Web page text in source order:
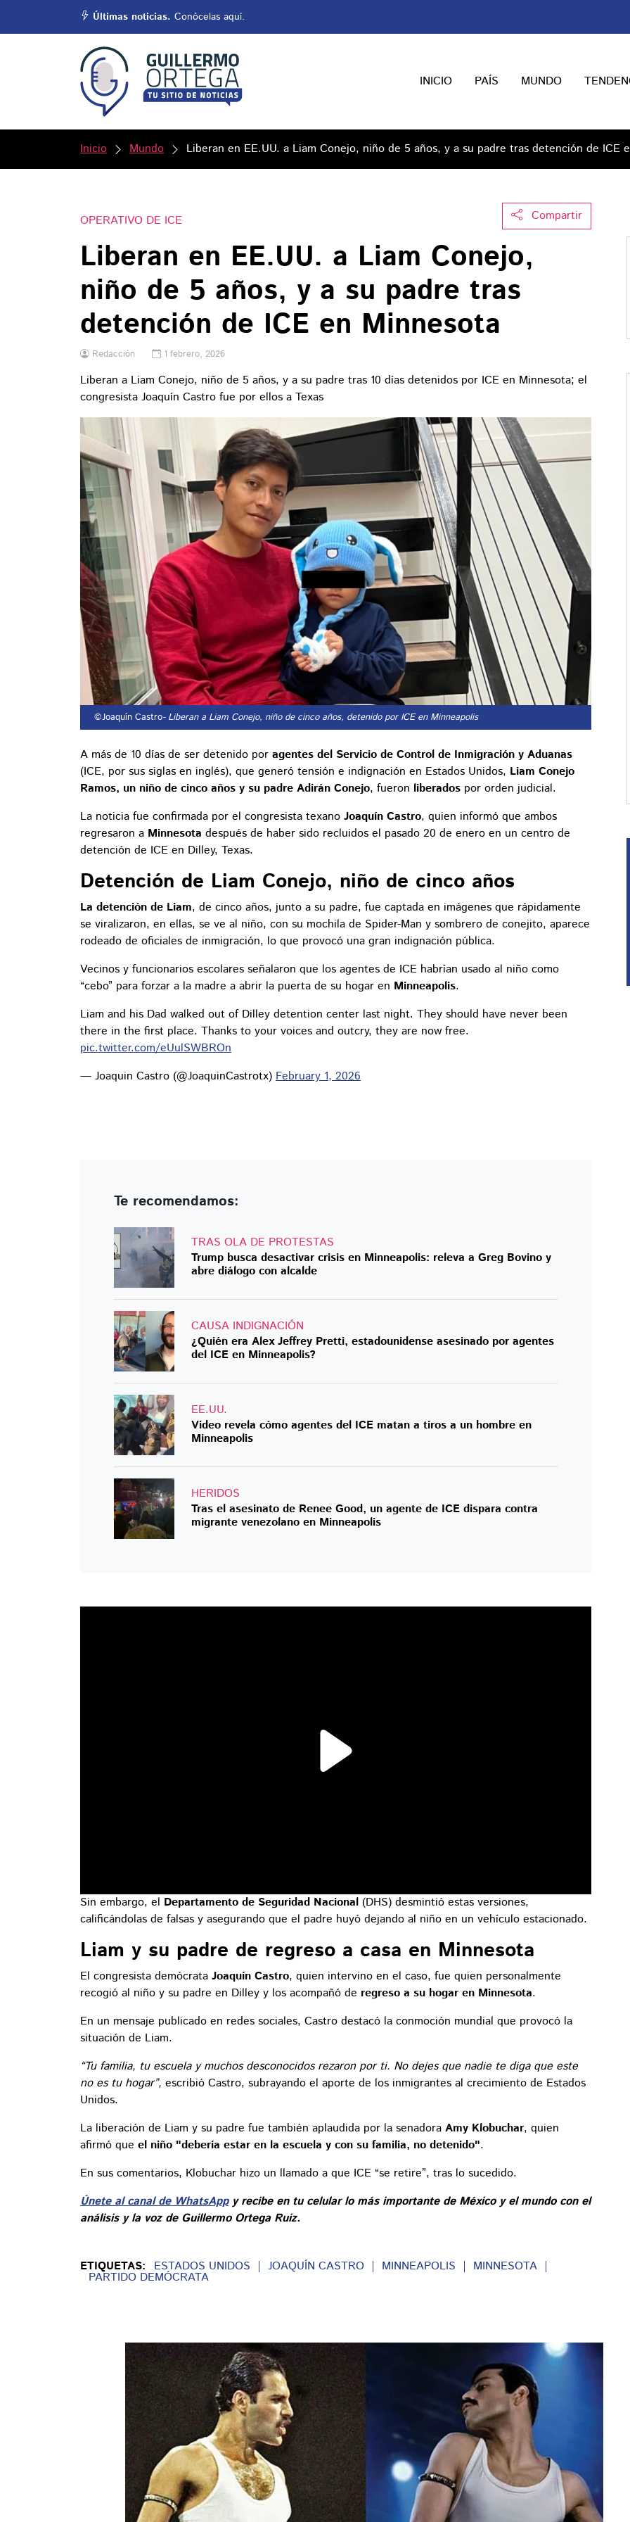
Últimas noticias. Conócelas aquí.
INICIO PAÍS MUNDO
Inicio Mundo Liberan en EE.UU. a Liam Conejo, niño de 5 años, y a su padre tras detención de ICE
Compartir
OPERATIVO DE ICE
Liberan en EE.UU. a Liam Conejo,
niño de 5 años, y a su padre tras
detención de ICE en Minnesota
Redacción 1 febrero, 2026
Liberan a Liam Conejo, niño de 5 años, y a su padre tras 10 días detenidos por ICE en Minnesota; el
congresista Joaquín Castro fue por ellos a Texas
©Joaquín Castro- Liberan a Liam Conejo, niño de cinco años, detenido por ICE en Minneapolis
A más de 10 días de ser detenido por agentes del Servicio de Control de Inmigración y Aduanas
(ICE, por sus siglas en inglés), que generó tensión e indignación en Estados Unidos, Liam Conejo
Ramos, un niño de cinco años y su padre Adirán Conejo, fueron liberados por orden judicial.
La noticia fue confirmada por el congresista texano Joaquín Castro, quien informó que ambos
regresaron a Minnesota después de haber sido recluidos el pasado 20 de enero en un centro de
detención de ICE en Dilley, Texas.
Detención de Liam Conejo, niño de cinco años
La detención de Liam, de cinco años, junto a su padre, fue captada en imágenes que rápidamente
se viralizaron, en ellas, se ve al niño, con su mochila de Spider-Man y sombrero de conejito, aparece
rodeado de oficiales de inmigración, lo que provocó una gran indignación pública.
Vecinos y funcionarios escolares señalaron que los agentes de ICE habrían usado al niño como
“cebo” para forzar a la madre a abrir la puerta de su hogar en Minneapolis.
Liam and his Dad walked out of Dilley detention center last night. They should have never been
there in the first place. Thanks to your voices and outcry, they are now free.
pic.twitter.com/eUulSWBROn
— Joaquin Castro (@JoaquinCastrotx) February 1, 2026
Te recomendamos:
TRAS OLA DE PROTESTAS
Trump busca desactivar crisis en Minneapolis: releva a Greg Bovino y
abre diálogo con alcalde
CAUSA INDIGNACIÓN
¿Quién era Alex Jeffrey Pretti, estadounidense asesinado por agentes
del ICE en Minneapolis?
EE.UU.
Video revela cómo agentes del ICE matan a tiros a un hombre en
Minneapolis
HERIDOS
Tras el asesinato de Renee Good, un agente de ICE dispara contra
migrante venezolano en Minneapolis
Sin embargo, el Departamento de Seguridad Nacional (DHS) desmintió estas versiones,
calificándolas de falsas y asegurando que el padre huyó dejando al niño en un vehículo estacionado.
Liam y su padre de regreso a casa en Minnesota
El congresista demócrata Joaquín Castro, quien intervino en el caso, fue quien personalmente
recogió al niño y su padre en Dilley y los acompañó de regreso a su hogar en Minnesota.
En un mensaje publicado en redes sociales, Castro destacó la conmoción mundial que provocó la
situación de Liam.
“Tu familia, tu escuela y muchos desconocidos rezaron por ti. No dejes que nadie te diga que este
no es tu hogar”, escribió Castro, subrayando el aporte de los inmigrantes al crecimiento de Estados
Unidos.
La liberación de Liam y su padre fue también aplaudida por la senadora Amy Klobuchar, quien
afirmó que el niño "debería estar en la escuela y con su familia, no detenido".
En sus comentarios, Klobuchar hizo un llamado a que ICE “se retire”, tras lo sucedido.
Únete al canal de WhatsAppy recibe en tu celular lo más importante de México y el mundo con el
análisis y la voz de Guillermo Ortega Ruiz.
ETIQUETAS: ESTADOS UNIDOS JOAQUÍN CASTRO MINNEAPOLIS MINNESOTA
PARTIDO DEMÓCRATA